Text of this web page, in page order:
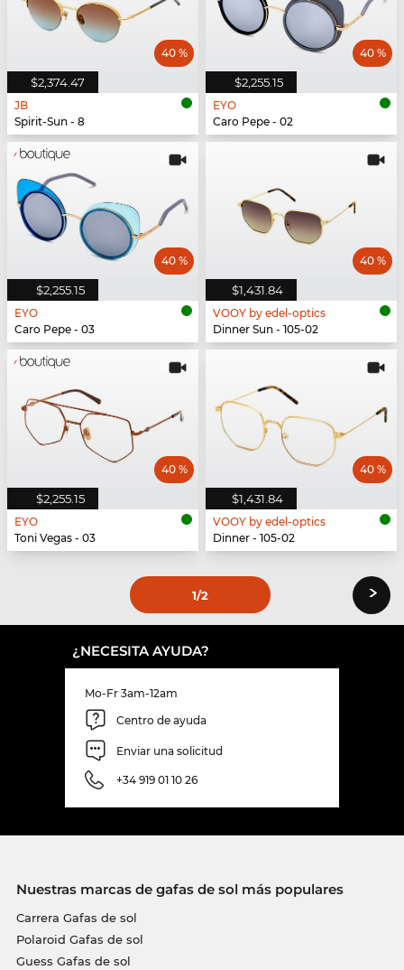
$2,374.47
40 %
JB
Spirit-Sun - 8
$2,255.15
40 %
EYO
Caro Pepe - 02
$2,255.15
40 %
EYO
Caro Pepe - 03
$1,431.84
40 %
VOOY by edel-optics
Dinner Sun - 105-02
$2,255.15
40 %
EYO
Toni Vegas - 03
$1,431.84
40 %
VOOY by edel-optics
Dinner - 105-02
1/2 ›
¿NECESITA AYUDA?
Mo-Fr 3am-12am
Centro de ayuda
Enviar una solicitud
+34 919 01 10 26
Nuestras marcas de gafas de sol más populares
Carrera Gafas de sol
Polaroid Gafas de sol
Guess Gafas de sol